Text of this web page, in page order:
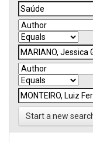
Start a new